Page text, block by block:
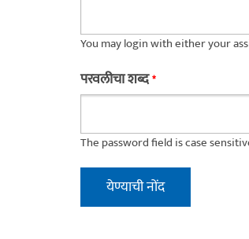
You may login with either your
परवलीचा शब्द*
The password field is case